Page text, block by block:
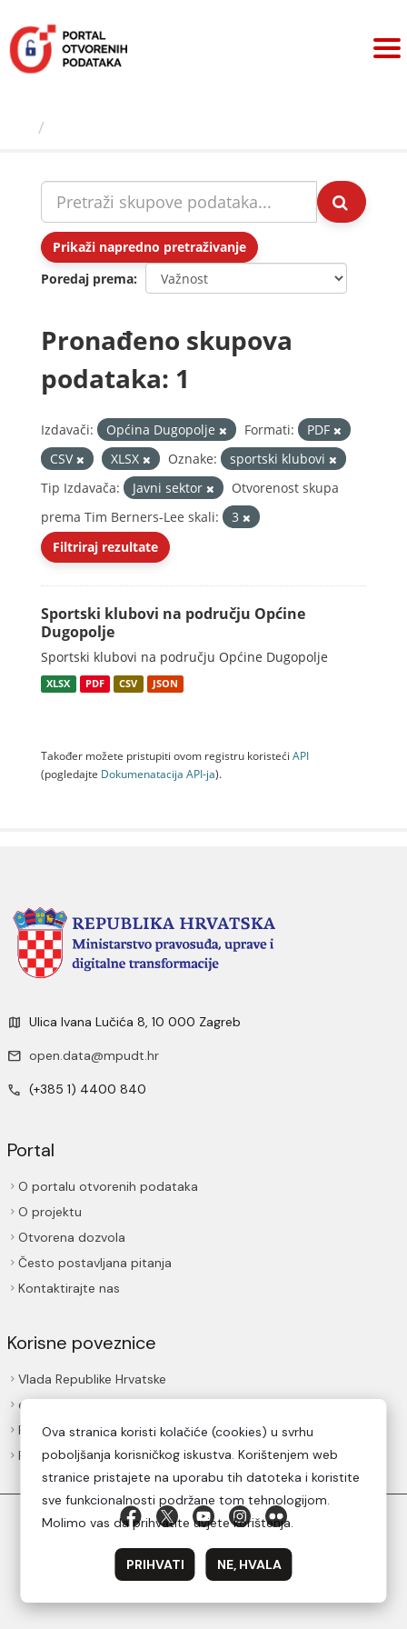
sadržaj
Prikaži napredno pretraživanje
Poredaj prema
Pronađeno skupova
podataka: 1
Izdavači: Općina Dugopolje Formati:
PDF
CSV
XLSX Oznake:
sportski klubovi
Tip Izdavača:
Javni sektor
Otvorenost skupa
prema Tim Berners-Lee skali:
3
Filtriraj rezultate
Sportski klubovi na području Općine
Dugopolje
Sportski klubovi na području Općine Dugopolje
XLSX PDF CSV JSON
Također možete pristupiti ovom registru koristeći API
(pogledajte Dokumenаtаcijа API-jа).